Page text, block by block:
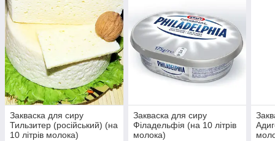
Закваска для сиру
Тильзитер (російський) (на
10 літрів молока)
Закваска для сиру
Філадельфія (на 10 літрів
молока)